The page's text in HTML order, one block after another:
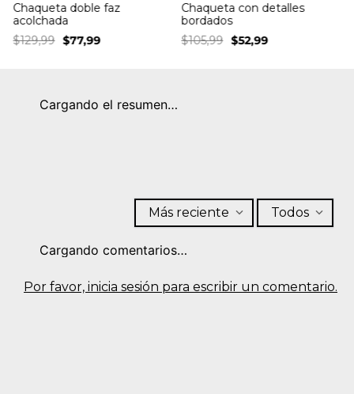
Chaqueta doble faz
acolchada
$129,99 $77,99
Chaqueta con detalles
bordados
$105,99 $52,99
Cargando el resumen…
Por favor, inicia sesión para escribir un comentario.
Más reciente Todos
Cargando comentarios…